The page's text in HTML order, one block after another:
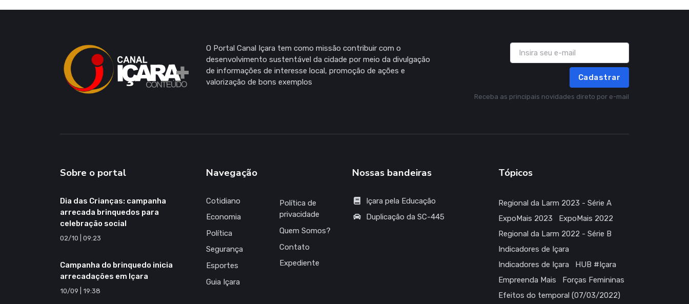
O Portal Canal Içara tem como missão contribuir com o
desenvolvimento sustentável da cidade por meio da divulgação
de informações de interesse local, promoção de ações e
valorização de bons exemplos
Cadastrar
Receba as principais novidades direto por e-mail
Sobre o portal
Dia das Crianças: campanha
arrecada brinquedos para
celebração social
02/10 | 09:23
Campanha do brinquedo inicia
arrecadações em Içara
10/09 | 19:38
Navegação
Cotidiano
Economia
Política
Segurança
Esportes
Guia Içara
Política de
privacidade
Quem Somos?
Contato
Expediente
Nossas bandeiras
Içara pela Educação
Duplicação da SC-445
Tópicos
Regional da Larm 2023 - Série A
ExpoMais 2023
ExpoMais 2022
Regional da Larm 2022 - Série B
Indicadores de Içara
Indicadores de Içara
HUB #Içara
Empreenda Mais
Forças Femininas
Efeitos do temporal (07/03/2022)